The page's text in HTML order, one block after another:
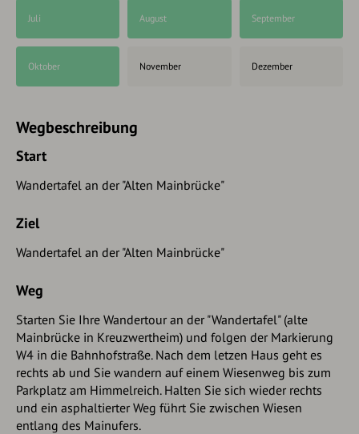
Juli August September
Oktober November Dezember
Wegbeschreibung
Start
Wandertafel an der "Alten Mainbrücke"
Ziel
Wandertafel an der "Alten Mainbrücke"
Weg
Starten Sie Ihre Wandertour an der "Wandertafel" (alte
Mainbrücke in Kreuzwertheim) und folgen der Markierung
W4 in die Bahnhofstraße. Nach dem letzen Haus geht es
rechts ab und Sie wandern auf einem Wiesenweg bis zum
Parkplatz am Himmelreich. Halten Sie sich wieder rechts
und ein asphaltierter Weg führt Sie zwischen Wiesen
entlang des Mainufers.